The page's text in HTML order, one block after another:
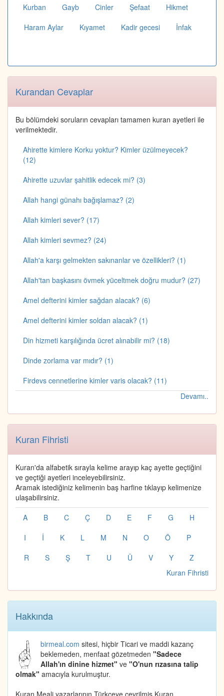
Kurban Gayb Cinler Şefaat
Hikmet
Haram Aylar
Kıyamet Kadir gecesi İnfak
Kurandan Cevaplar
Bu bölümdeki soruların cevapları tamamen kuran ayetleri ile
verilmektedir.
Ahirette kimlere Korku yoktur? Kimler üzülmeyecek?
(12)
Ahirette uzuvlar şahitlik edecek mi? (3)
Allah hangi günahı bağışlamaz? (2)
Allah kimleri sever? (17)
Allah kimleri sevmez? (24)
Allah'a karşı gelmekten sakınanlar ve özellikleri? (1)
Allah'tan başkasını övmek yüceltmek doğru mudur? (27)
Amel defterini kimler sağdan alacak? (6)
Amel defterini kimler soldan alacak? (1)
Din hizmeti karşılığında ücret alınabilir mi? (18)
Dinde zorlama var mıdır? (1)
Firdevs cennetlerine kimler varis olacak? (11)
Devamı..
Kuran Fihristi
Kuran'da alfabetik sırayla kelime arayıp kaç ayette geçtiğini
ve geçtiği ayetleri inceleyebilirsiniz.
Aramak istediğiniz kelimenin baş harfine tıklayıp kelimenize
ulaşabilirsiniz.
A
B C Ç D E F G
H
I
İ K L M N O Ö
P
R
S Ş T U Ü V Y
Z
Kuran Fihristi
Hakkında
birmeal.com sitesi, hiçbir Ticari ve maddi kazanç
beklemeden, menfaat gözetmeden "Sadece
Allah'ın dinine hizmet" ve "O'nun rızasına talip
olmak" amacıyla kurulmuştur.
Kuran Meali yazarlarının Türkçeye çevrilmiş Kuran